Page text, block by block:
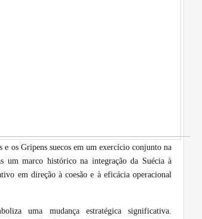
e os Gripens suecos em um exercício conjunto na
um marco histórico na integração da Suécia à
em direção à coesão e à eficácia operacional
uma mudança estratégica significativa.